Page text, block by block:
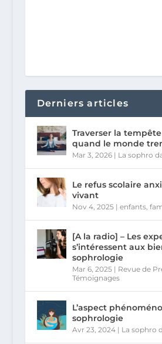
Derniers articles
Traverser la
quand le monde
Mar 3, 2026| La sophro
Le refus scolaire
vivant
Nov 4, 2025| enfants,
[A la radio] – Les
s’intéressent aux
sophrologie
Mar 6, 2025| Revue de
Témoignages
L’aspect
sophrologie
Avr 23, 2024| La sophro